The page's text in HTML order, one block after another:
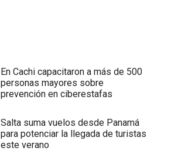
En Cachi capacitaron a más de 500
personas mayores sobre
prevención en ciberestafas
Salta suma vuelos desde Panamá
para potenciar la llegada de turistas
este verano